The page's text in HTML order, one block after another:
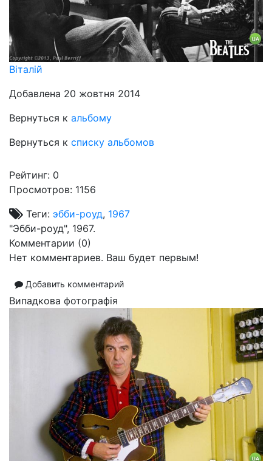
Віталій
Добавлена 20 жовтня 2014
Вернуться к альбому
Вернуться к списку альбомов
Рейтинг: 0
Просмотров: 1156
Теги: эбби-роуд, 1967
"Эбби-роуд", 1967.
Комментарии (0)
Нет комментариев. Ваш будет первым!
Добавить комментарий
Випадкова фотографія